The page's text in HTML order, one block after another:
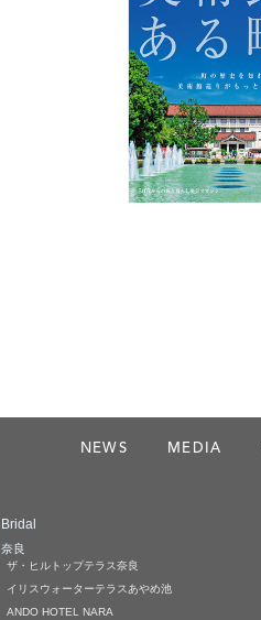
NEWS MEDIA
Bridal
奈良
ザ・ヒルトップテラス奈良
イリスウォーターテラスあやめ池
ANDO HOTEL NARA